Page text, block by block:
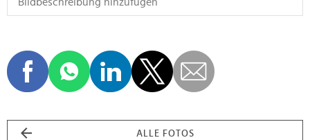
ALLE FOTOS